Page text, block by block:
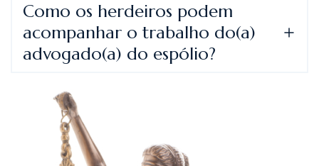
Como os herdeiros podem
acompanhar o trabalho do(a)
advogado(a) do espólio?